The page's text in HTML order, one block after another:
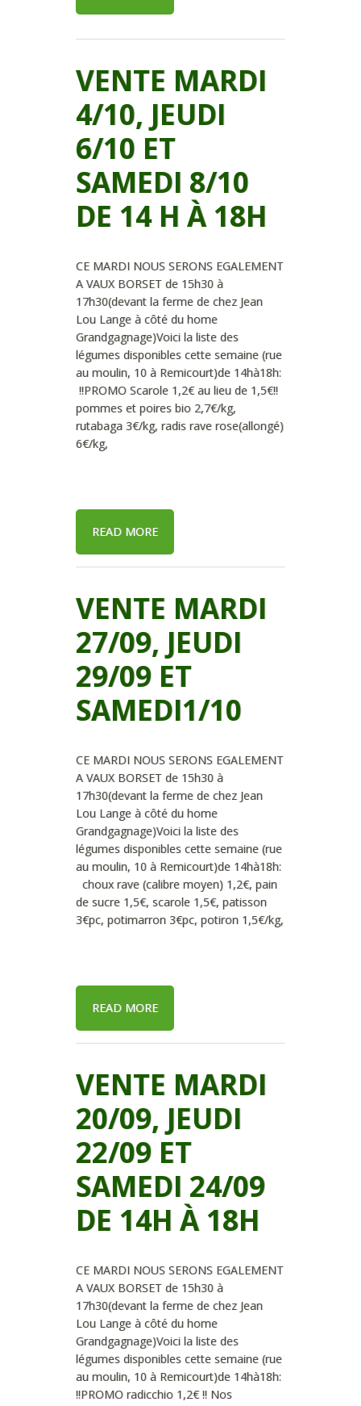
VENTE MARDI
4/10, JEUDI
6/10 ET
SAMEDI 8/10
DE 14 H À 18H
CE MARDI NOUS SERONS EGALEMENT
A VAUX BORSET de 15h30 à
17h30(devant la ferme de chez Jean
Lou Lange à côté du home
Grandgagnage)Voici la liste des
légumes disponibles cette semaine (rue
au moulin, 10 à Remicourt)de 14hà18h:
!!PROMO Scarole 1,2€ au lieu de 1,5€!!
pommes et poires bio 2,7€/kg,
rutabaga 3€/kg, radis rave rose(allongé)
6€/kg,
READ MORE
VENTE MARDI
27/09, JEUDI
29/09 ET
SAMEDI1/10
CE MARDI NOUS SERONS EGALEMENT
A VAUX BORSET de 15h30 à
17h30(devant la ferme de chez Jean
Lou Lange à côté du home
Grandgagnage)Voici la liste des
légumes disponibles cette semaine (rue
au moulin, 10 à Remicourt)de 14hà18h:
choux rave (calibre moyen) 1,2€, pain
de sucre 1,5€, scarole 1,5€, patisson
3€pc, potimarron 3€pc, potiron 1,5€/kg,
READ MORE
VENTE MARDI
20/09, JEUDI
22/09 ET
SAMEDI 24/09
DE 14H À 18H
CE MARDI NOUS SERONS EGALEMENT
A VAUX BORSET de 15h30 à
17h30(devant la ferme de chez Jean
Lou Lange à côté du home
Grandgagnage)Voici la liste des
légumes disponibles cette semaine (rue
au moulin, 10 à Remicourt)de 14hà18h:
!!PROMO radicchio 1,2€ !! Nos